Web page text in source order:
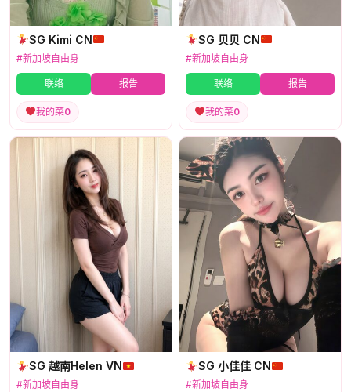
SG Kimi CN
#新加坡自由身
联络 报告
我的菜0
SG 贝贝 CN
#新加坡自由身
联络 报告
我的菜0
SG 越南Helen VN
#新加坡自由身
SG 小佳佳 CN
#新加坡自由身